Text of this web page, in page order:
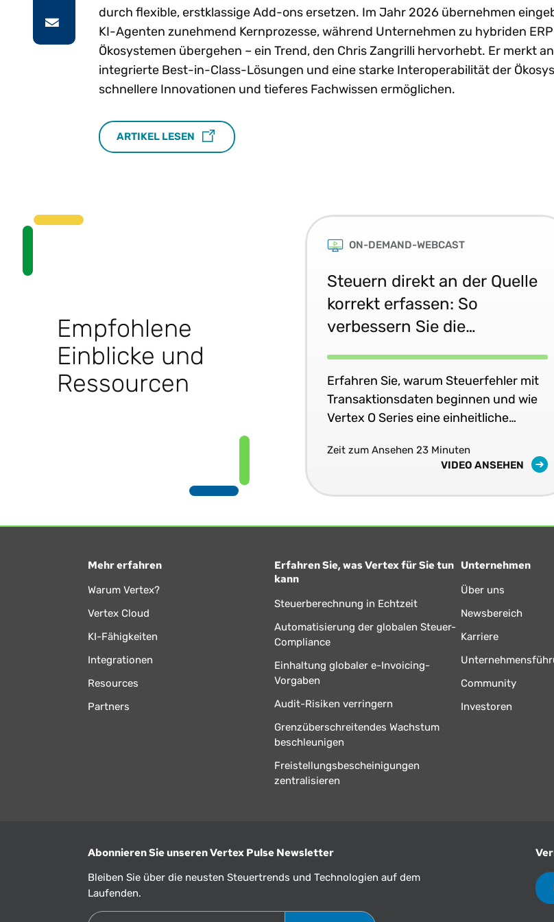
durch flexible, erstklassige Add-ons ersetzen. Im Jahr 2026 übernehmen
KI-Agenten zunehmend Kernprozesse, während Unternehmen zu hybriden
Ökosystemen übergehen – ein Trend, den Chris Zangrilli hervorhebt. Er merkt
integrierte Best-in-Class-Lösungen und eine starke Interoperabilität der
schnellere Innovationen und tieferes Fachwissen ermöglichen.
ARTIKEL LESEN
Empfohlene
Einblicke und
Ressourcen
ON-DEMAND-WEBCAST
Steuern direkt an der Quelle
korrekt erfassen: So
verbessern Sie die
Erfahren Sie, warum Steuerfehler mit
Transaktionsdaten beginnen und wie
Vertex O Series eine einheitliche
Geschäftssystemen liefert.
Zeit zum Ansehen 23 Minuten
VIDEO ANSEHEN
Mehr erfahren
Warum Vertex?
Vertex Cloud
KI-Fähigkeiten
Integrationen
Resources
Partners
Erfahren Sie, was Vertex für Sie tun
kann
Steuerberechnung in Echtzeit
Automatisierung der globalen Steuer-
Compliance
Einhaltung globaler e-Invoicing-
Vorgaben
Audit-Risiken verringern
Grenzüberschreitendes Wachstum
beschleunigen
Freistellungsbescheinigungen
zentralisieren
Unternehmen
Über uns
Newsbereich
Karriere
Community
Investoren
Abonnieren Sie unseren Vertex Pulse Newsletter
Bleiben Sie über die neusten Steuertrends und Technologien auf dem
Laufenden.
E-Mail-Adresse